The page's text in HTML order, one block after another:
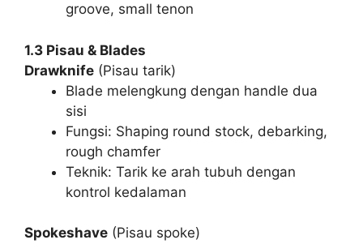
groove, small tenon
1.3 Pisau & Blades
Drawknife (Pisau tarik)
Blade melengkung dengan handle dua
sisi
Fungsi: Shaping round stock, debarking,
rough chamfer
Teknik: Tarik ke arah tubuh dengan
kontrol kedalaman
Spokeshave (Pisau spoke)